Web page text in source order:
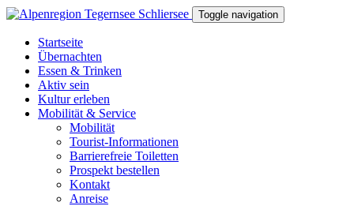
Direkt zum Inhalt Toggle navigation
Startseite
Übernachten
Essen & Trinken
Aktiv sein
Kultur erleben
Mobilität & Service
Mobilität
Tourist-Informationen
Barrierefreie Toiletten
Prospekt bestellen
Kontakt
Anreise